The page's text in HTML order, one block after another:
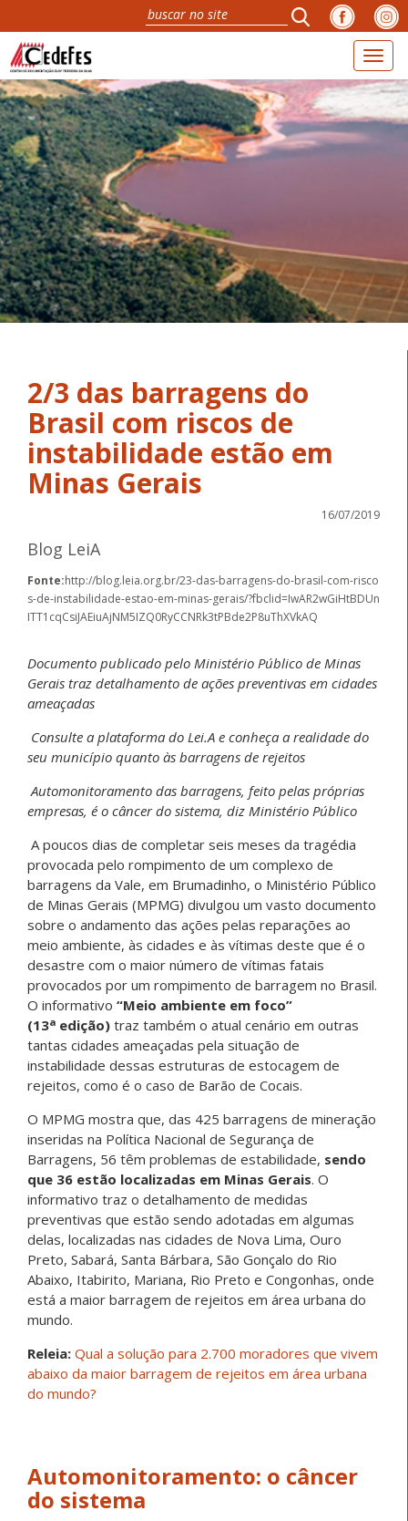
2/3 das barragens do
Brasil com riscos de
instabilidade estão em
Minas Gerais
16/07/2019
Blog LeiA
Fonte:http://blog.leia.org.br/23-das-barragens-do-brasil-com-risco
s-de-instabilidade-estao-em-minas-gerais/?fbclid=IwAR2wGiHtBDUn
ITT1cqCsiJAEiuAjNM5IZQ0RyCCNRk3tPBde2P8uThXVkAQ
Documento publicado pelo Ministério Público de Minas
Gerais traz detalhamento de ações preventivas em cidades
ameaçadas
Consulte a plataforma do Lei.A e conheça a realidade do
seu município quanto às barragens de rejeitos
Automonitoramento das barragens, feito pelas próprias
empresas, é o câncer do sistema, diz Ministério Público
A poucos dias de completar seis meses da tragédia
provocada pelo rompimento de um complexo de
barragens da Vale, em Brumadinho, o Ministério Público
de Minas Gerais (MPMG) divulgou um vasto documento
sobre o andamento das ações pelas reparações ao
meio ambiente, às cidades e às vítimas deste que é o
desastre com o maior número de vítimas fatais
provocados por um rompimento de barragem no Brasil.
O informativo “Meio ambiente em foco”
(13a edição) traz também o atual cenário em outras
tantas cidades ameaçadas pela situação de
instabilidade dessas estruturas de estocagem de
rejeitos, como é o caso de Barão de Cocais.
O MPMG mostra que, das 425 barragens de mineração
inseridas na Política Nacional de Segurança de
Barragens, 56 têm problemas de estabilidade, sendo
que 36 estão localizadas em Minas Gerais. O
informativo traz o detalhamento de medidas
preventivas que estão sendo adotadas em algumas
delas, localizadas nas cidades de Nova Lima, Ouro
Preto, Sabará, Santa Bárbara, São Gonçalo do Rio
Abaixo, Itabirito, Mariana, Rio Preto e Congonhas, onde
está a maior barragem de rejeitos em área urbana do
mundo.
Releia: Qual a solução para 2.700 moradores que vivem
abaixo da maior barragem de rejeitos em área urbana
do mundo?
Automonitoramento: o câncer
do sistema